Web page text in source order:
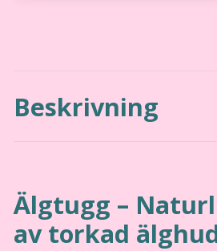
Beskrivning
Älgtugg –
av torkad